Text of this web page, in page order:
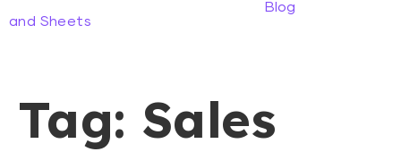
and Sheets
Blog
Tag: Sales